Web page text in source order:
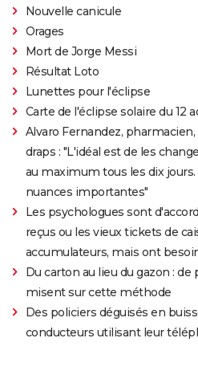
Nouvelle canicule
Orages
Mort de Jorge Messi
Résultat Loto
Lunettes pour l'éclipse
Carte de l'éclipse solaire du 12
Alvaro Fernandez,
draps : "L'idéal est de les
au maximum tous les dix jours.
nuances importantes"
Les psychologues sont
reçus ou les vieux tickets de
accumulateurs, mais ont
Du carton au lieu du gazon :
misent sur cette méthode
Des policiers déguisés en
conducteurs utilisant leur